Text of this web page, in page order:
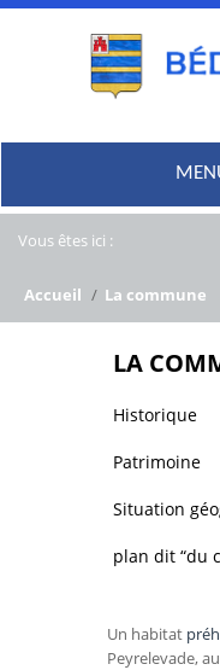
Vous êtes ici :
Accueil / La commune
LA
Historique
Patrimoine
Situation
plan dit “du
Un habitat
Peyrelevade,